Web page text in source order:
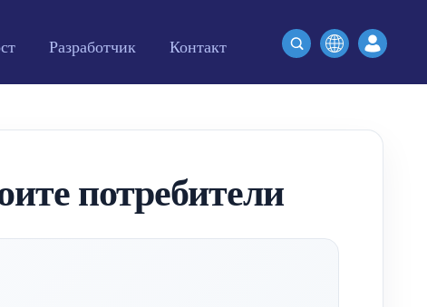
Разработчик Контакт
потребители